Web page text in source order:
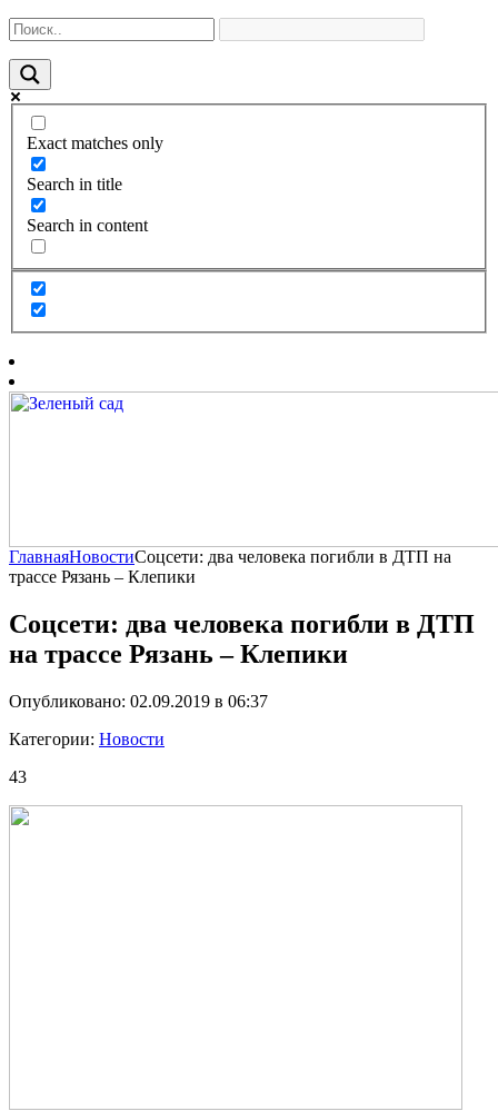
Exact matches only
Search in title
Search in content
ГлавнаяНовостиСоцсети: два человека погибли в ДТП на
трассе Рязань – Клепики
Соцсети: два человека погибли в ДТП
на трассе Рязань – Клепики
Опубликовано: 02.09.2019 в 06:37
Категории: Новости
43